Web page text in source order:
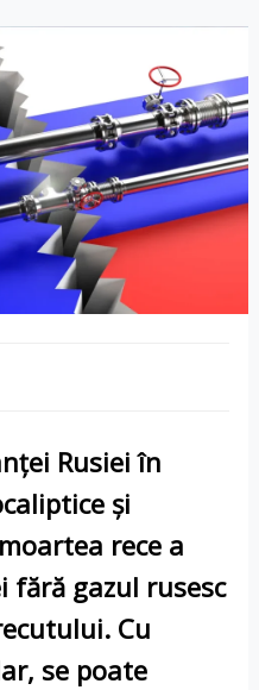
Rusiei în
și
rece a
fără gazul rusesc
Cu
se poate